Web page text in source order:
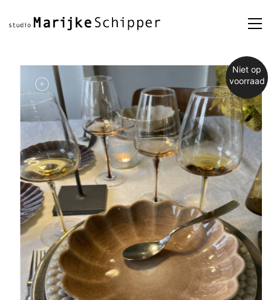
Niet op
voorraad